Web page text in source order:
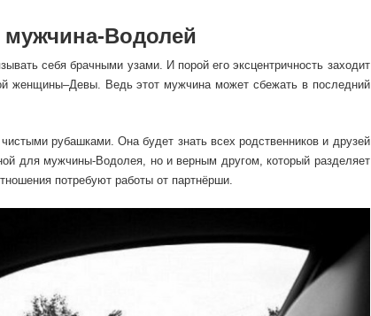
Водолей
себя брачными узами. И порой его эксцентричность заходит
женщины–Девы. Ведь этот мужчина может сбежать в последний
рубашками. Она будет знать всех родственников и друзей
для мужчины-Водолея, но и верным другом, который разделяет
потребуют работы от партнёрши.